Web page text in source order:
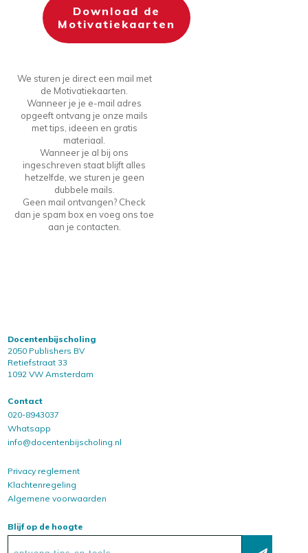
Download de
Motivatiekaarten
We sturen je direct een mail met
de Motivatiekaarten.
Wanneer je je e-mail adres
opgeeft ontvang je onze mails
met tips, ideeen en gratis
materiaal.
Wanneer je al bij ons
ingeschreven staat blijft alles
hetzelfde, we sturen je geen
dubbele mails.
Geen mail ontvangen? Check
dan je spam box en voeg ons toe
aan je contacten.
Docentenbijscholing
2050 Publishers BV
Retiefstraat 33
1092 VW Amsterdam
Contact
020-8943037
Whatsapp
info@docentenbijscholing.nl
Privacy reglement
Klachtenregeling
Algemene voorwaarden
Blijf op de hoogte